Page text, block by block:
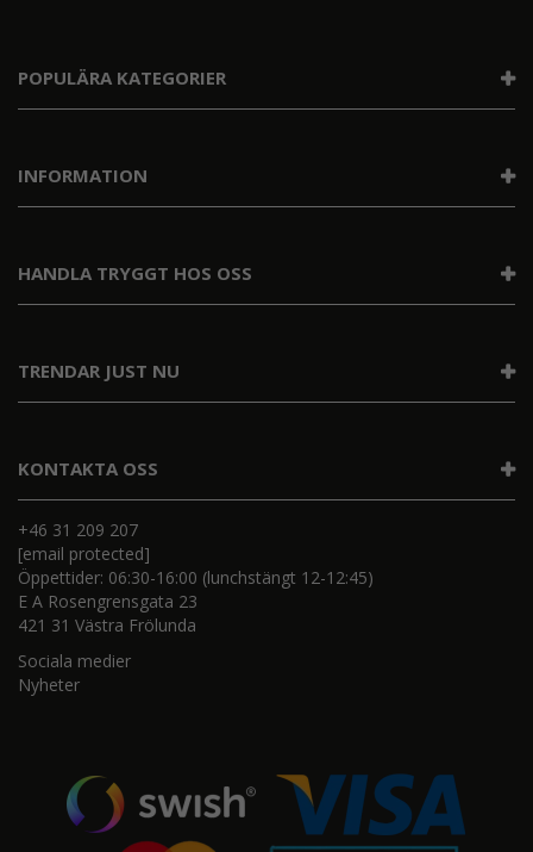
KONTAKTA OSS
+46 31 209 207
[email protected]
Öppettider: 06:30-16:00 (lunchstängt 12-12:45)
E A Rosengrensgata 23
421 31 Västra Frölunda
Sociala medier
Nyheter
POPULÄRA KATEGORIER
INFORMATION
TRENDAR JUST NU
HANDLA TRYGGT HOS OSS